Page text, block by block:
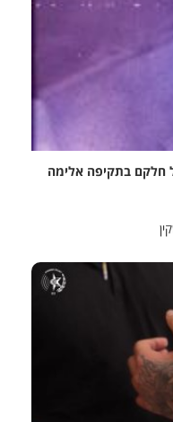
חלקם בתקיפה אלימה